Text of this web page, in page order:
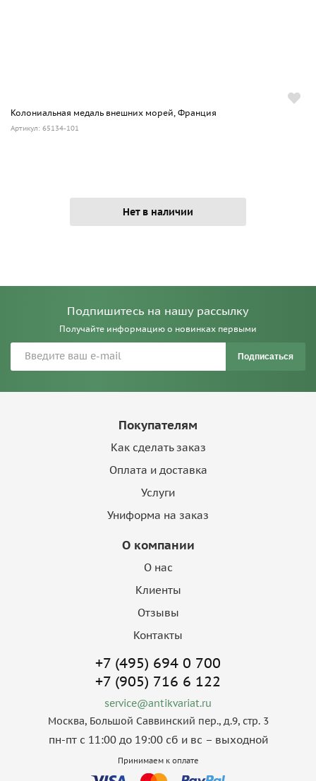
Колониальная медаль внешних морей, Франция
Артикул: 65134-101
Нет в наличии
Подпишитесь на нашу рассылку
Получайте информацию о новинках первыми
Подписаться
Покупателям
Как сделать заказ
Оплата и доставка
Услуги
Униформа на заказ
О компании
О нас
Клиенты
Отзывы
Контакты
+7 (495) 694 0 700
+7 (905) 716 6 122
service@antikvariat.ru
Москва, Большой Саввинский пер., д.9, стр. 3
пн-пт с 11:00 до 19:00 сб и вс – выходной
Принимаем к оплате